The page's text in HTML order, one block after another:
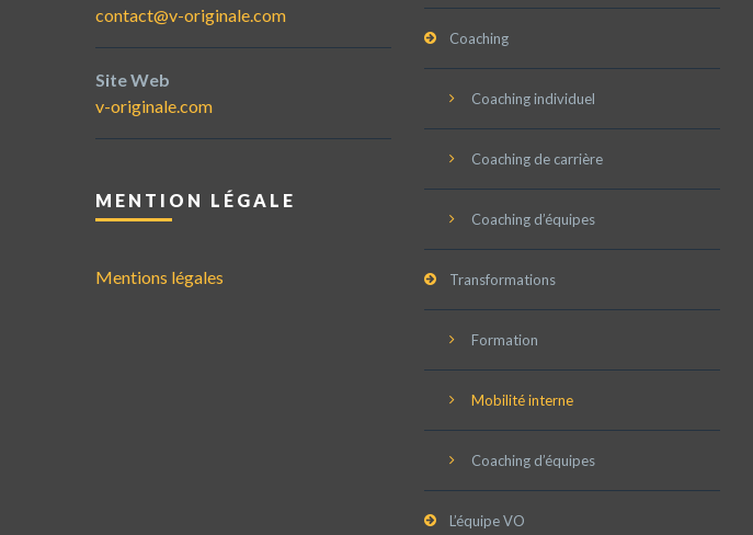
contact@v-originale.com
Site Web
v-originale.com
MENTION LÉGALE
Mentions légales
Coaching
Coaching individuel
Coaching de carrière
Coaching d’équipes
Transformations
Formation
Mobilité interne
Coaching d’équipes
L’équipe VO